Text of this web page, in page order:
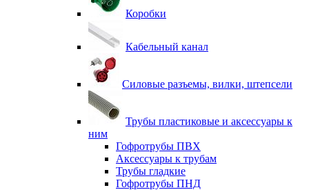
Коробки
Кабельный канал
Силовые разъемы, вилки, штепсели
Трубы пластиковые и аксессуары к
ним
Гофротрубы ПВХ
Аксессуары к трубам
Трубы гладкие
Гофротрубы ПНД